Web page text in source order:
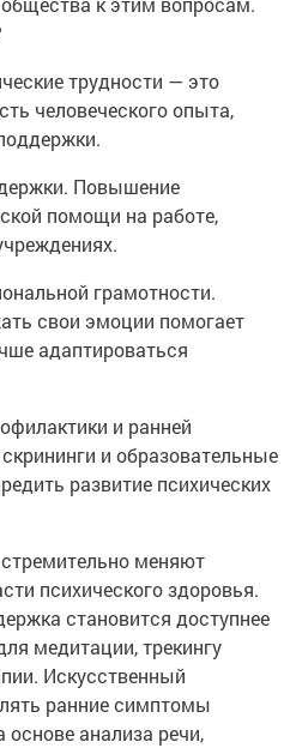
трудности — это
человеческого опыта,
Повышение
помощи на работе,
грамотности.
свои эмоции помогает
адаптироваться
и ранней
и образовательные
развитие психических
меняют
психического здоровья.
становится доступнее
медитации, трекингу
Искусственный
ранние симптомы
основе анализа речи,